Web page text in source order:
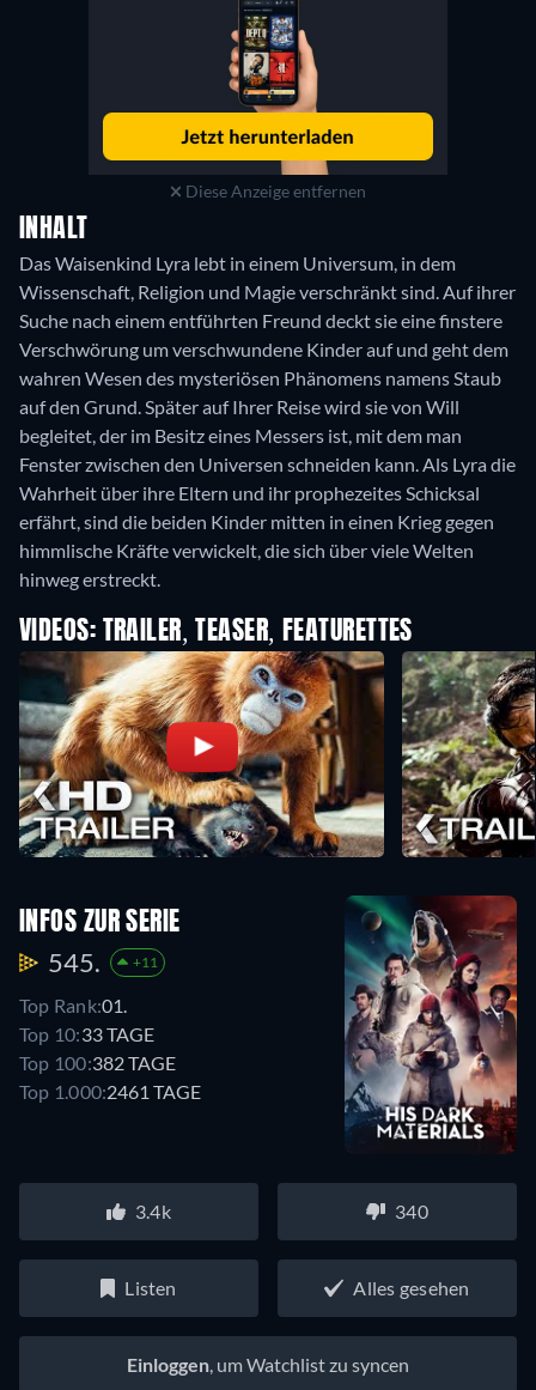
Diese Anzeige entfernen
INHALT
Das Waisenkind Lyra lebt in einem Universum, in dem
Wissenschaft, Religion und Magie verschränkt sind. Auf ihrer
Suche nach einem entführten Freund deckt sie eine finstere
Verschwörung um verschwundene Kinder auf und geht dem
wahren Wesen des mysteriösen Phänomens namens Staub
auf den Grund. Später auf Ihrer Reise wird sie von Will
begleitet, der im Besitz eines Messers ist, mit dem man
Fenster zwischen den Universen schneiden kann. Als Lyra die
Wahrheit über ihre Eltern und ihr prophezeites Schicksal
erfährt, sind die beiden Kinder mitten in einen Krieg gegen
himmlische Kräfte verwickelt, die sich über viele Welten
hinweg erstreckt.
VIDEOS: TRAILER, TEASER, FEATURETTES
INFOS ZUR SERIE
545. +11
Top Rank:01.
Top 10:33 TAGE
Top 100:382 TAGE
Top 1.000:2461 TAGE
3.4k 340
Listen Alles gesehen
Einloggen , um Watchlist zu syncen